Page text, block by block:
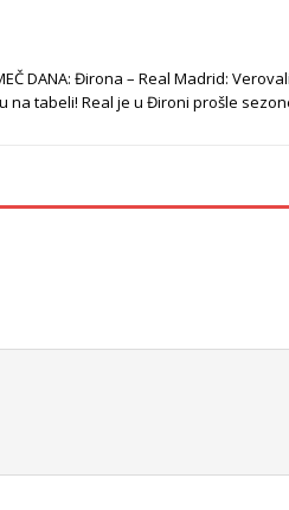
DANA: Đirona – Real Madrid:
na tabeli! Real je u Đironi prošle